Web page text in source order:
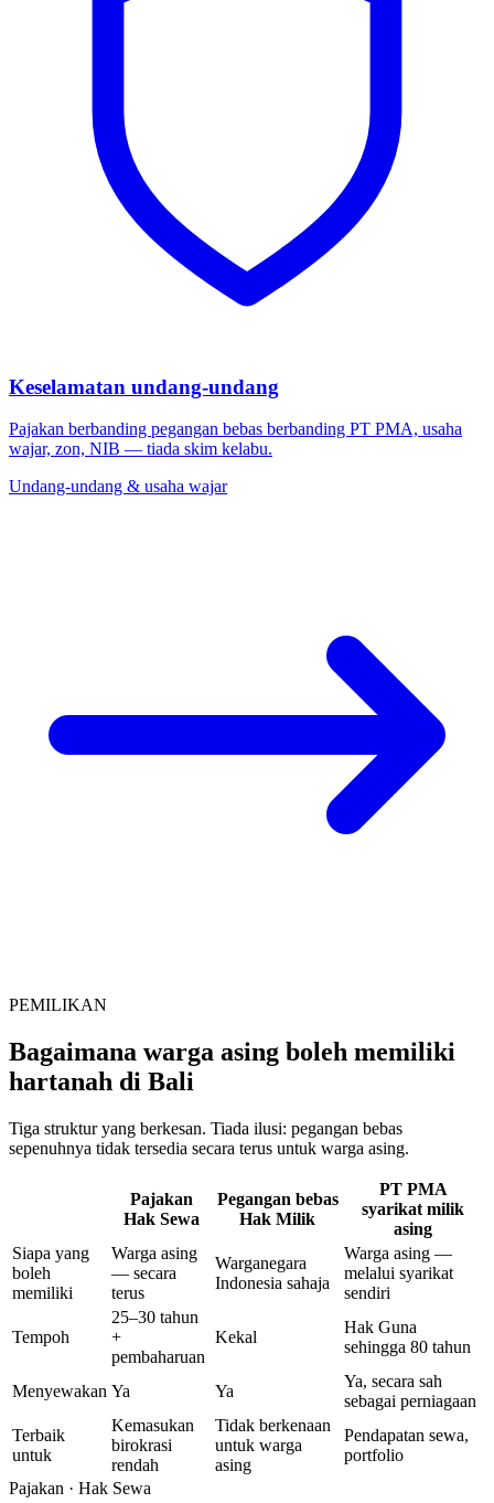
Keselamatan undang-undang
Pajakan berbanding pegangan bebas berbanding PT PMA, usaha
wajar, zon, NIB — tiada skim kelabu.
Undang-undang & usaha wajar
PEMILIKAN
Bagaimana warga asing boleh memiliki
hartanah di Bali
Tiga struktur yang berkesan. Tiada ilusi: pegangan bebas
sepenuhnya tidak tersedia secara terus untuk warga asing.
Pajakan
Hak Sewa
Pegangan bebas
Hak Milik
PT PMA
syarikat milik
asing
Siapa yang
boleh
memiliki
Warga asing
— secara
terus
Warganegara
Indonesia sahaja
Warga asing —
melalui syarikat
sendiri
Tempoh
25–30 tahun
+
pembaharuan
Kekal
Hak Guna
sehingga 80 tahun
Menyewakan Ya Ya
Ya, secara sah
sebagai perniagaan
Terbaik
untuk
Kemasukan
birokrasi
rendah
Tidak berkenaan
untuk warga
asing
Pendapatan sewa,
portfolio
Pajakan · Hak Sewa